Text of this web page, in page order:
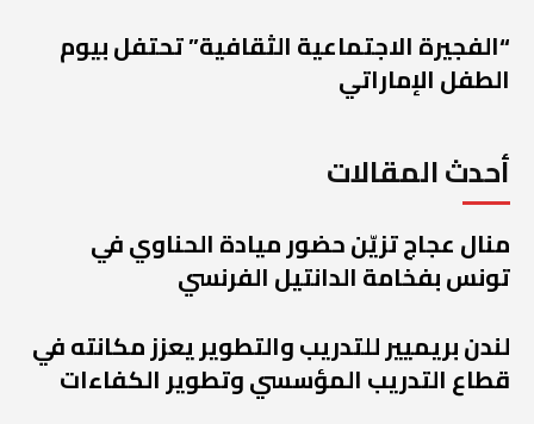
“الفجيرة الاجتماعية الثقافية” تحتفل بيوم
الطفل الإماراتي
أحدث المقالات
منال عجاج تزيّن حضور ميادة الحناوي في
تونس بفخامة الدانتيل الفرنسي
لندن بريميير للتدريب والتطوير يعزز مكانته في
قطاع التدريب المؤسسي وتطوير الكفاءات